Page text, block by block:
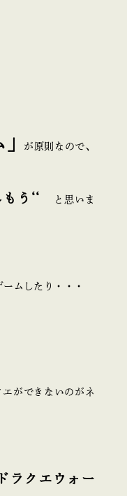
が原則なので、
もう‘‘
と思いま
ムしたり・・・
ができないのがネ
ラクエウォー